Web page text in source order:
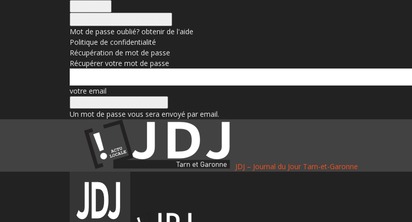
Mot de passe oublié? obtenir de l'aide
Politique de confidentialité
Récupération de mot de passe
Récupérer votre mot de passe
votre email
Un mot de passe vous sera envoyé par email.
JDJ – Journal du Jour Tarn-et-Garonne